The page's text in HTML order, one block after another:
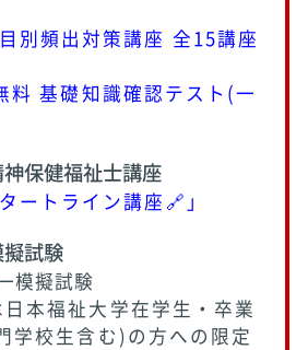
別頻出対策講座 全15講座
知識確認テスト(一
神保健福祉士講座
タートライン講座🔗」
擬試験
模擬試験
本福祉大学在学生・卒業
学校生含む)の方への限定